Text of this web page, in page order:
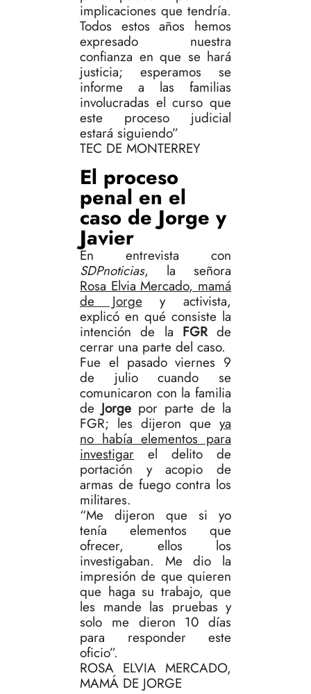
implicaciones que tendría.
Todos estos años hemos
expresado nuestra
confianza en que se hará
justicia; esperamos se
informe a las familias
involucradas el curso que
este proceso judicial
estará siguiendo”
TEC DE MONTERREY
El proceso
penal en el
caso de Jorge y
Javier
En entrevista con
SDPnoticias, la señora
Rosa Elvia Mercado, mamá
de Jorge y activista,
explicó en qué consiste la
intención de la FGRde
cerrar una parte del caso.
Fue el pasado viernes 9
de julio cuando se
comunicaron con la familia
de Jorge por parte de la
FGR; les dijeron que ya
no había elementos para
investigar el delito de
portación y acopio de
armas de fuego contra los
militares.
“Me dijeron que si yo
tenía elementos que
ofrecer, ellos los
investigaban. Me dio la
impresión de que quieren
que haga su trabajo, que
les mande las pruebas y
solo me dieron 10 días
para responder este
oficio”.
ROSA ELVIA MERCADO,
MAMÁ DE JORGE